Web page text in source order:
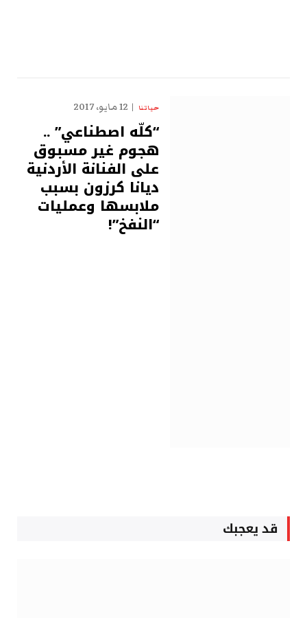
حياتنا 12 مايو، 2017
“كلّه اصطناعي” ..
هجوم غير مسبوق
على الفنانة الأردنية
ديانا كرزون بسبب
ملابسها وعمليات
“النفخ”!
قد يعجبك